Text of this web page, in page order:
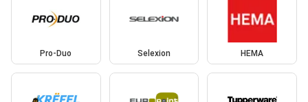
Pro-Duo Selexion HEMA